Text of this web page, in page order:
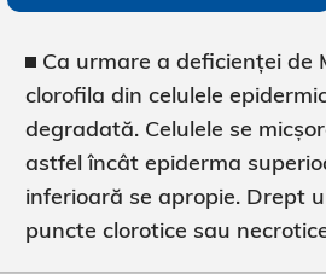
Ca urmare a deficienței de
clorofila din celulele
degradată. Celulele se
astfel încât epiderma
inferioară se apropie. Drept
puncte clorotice sau